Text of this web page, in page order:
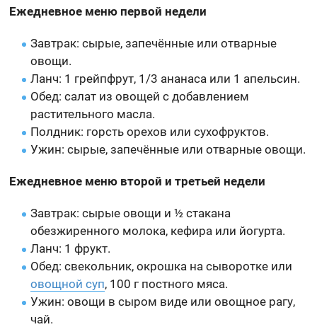
Ежедневное меню первой недели
Завтрак: сырые, запечённые или отварные
овощи.
Ланч: 1 грейпфрут, 1/3 ананаса или 1 апельсин.
Обед: салат из овощей с добавлением
растительного масла.
Полдник: горсть орехов или сухофруктов.
Ужин: сырые, запечённые или отварные овощи.
Ежедневное меню второй и третьей недели
Завтрак: сырые овощи и ½ стакана
обезжиренного молока, кефира или йогурта.
Ланч: 1 фрукт.
Обед: свекольник, окрошка на сыворотке или
овощной суп, 100 г постного мяса.
Ужин: овощи в сыром виде или овощное рагу,
чай.